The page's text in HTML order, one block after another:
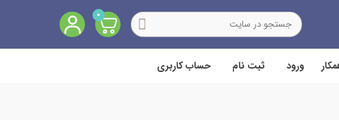
0
ورود ثبت نام حساب کاربری